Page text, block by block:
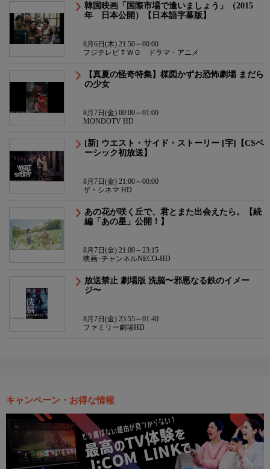
韓国映画「国際市場で逢いましょう」（2015
年 日本公開）【日本語字幕版】
8月6日(木) 21:50～00:00
フジテレビＴＷＯ ドラマ・アニメ
【真夏の怪奇特集】楳図かずお恐怖劇場 まだら
の少女
8月7日(金) 00:00～01:00
MONDOTV HD
[新] ウエスト・サイド・ストーリー [字]【CSベ
ーシック初放送】
8月7日(金) 21:00～00:00
ザ・シネマ HD
あの花が咲く丘で、君とまた出会えたら。【続
編「あの星」公開！】
8月7日(金) 21:00～23:15
映画･チャンネルNECO-HD
放送禁止 劇場版 洗脳〜邪悪なる鉄のイメー
ジ〜
8月7日(金) 23:55～01:40
ファミリー劇場HD
キャンペーン・お得な情報